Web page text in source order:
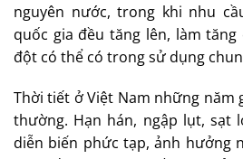
nguyên nước, trong khi nhu
quốc gia đều tăng lên, làm
đột có thể có trong sử dụng
Thời tiết ở Việt Nam những năm
thường. Hạn hán, ngập lụt, sạt
diễn biến phức tạp, ảnh hưởng